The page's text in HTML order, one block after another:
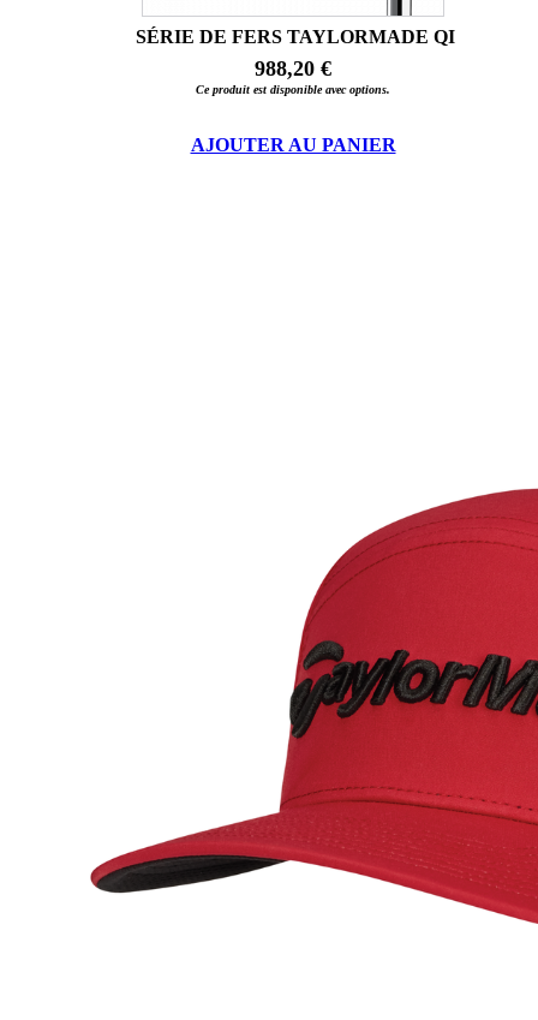
SÉRIE DE FERS TAYLORMADE QI
988,20 €
Ce produit est disponible avec options.
AJOUTER AU PANIER